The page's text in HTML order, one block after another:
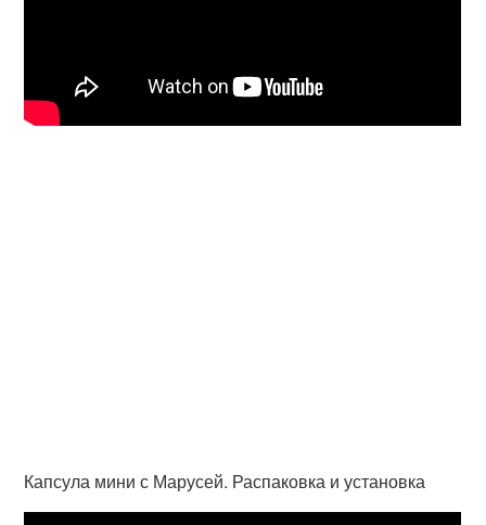
Капсула мини с Марусей. Распаковка и установка